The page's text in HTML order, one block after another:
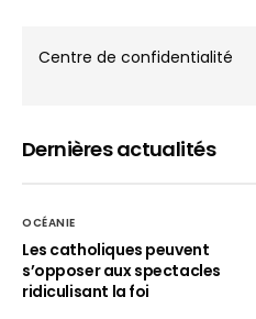
Centre de confidentialité
Dernières actualités
OCÉANIE
Les catholiques peuvent
s’opposer aux spectacles
ridiculisant la foi